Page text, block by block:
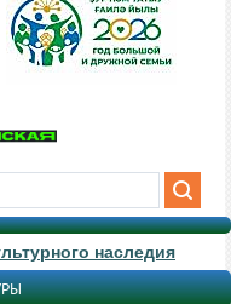
наследия